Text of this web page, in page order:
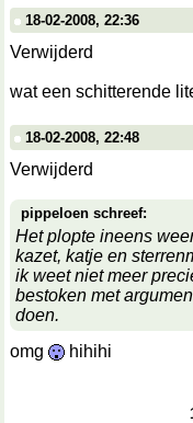
18-02-2008, 22:36
Verwijderd
wat een schitterende
18-02-2008, 22:48
Verwijderd
pippeloen schreef:
Het plopte ineens
kazet, katje en
ik weet niet meer
bestoken met
doen.
omg
hihihi